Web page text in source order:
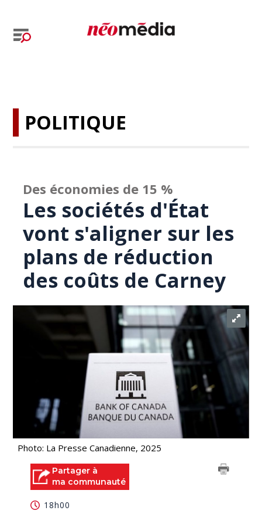
POLITIQUE
Des économies de 15 %
Les sociétés d'État
vont s'aligner sur les
plans de réduction
des coûts de Carney
Photo: La Presse Canadienne, 2025
Partager à
ma communauté
18h00